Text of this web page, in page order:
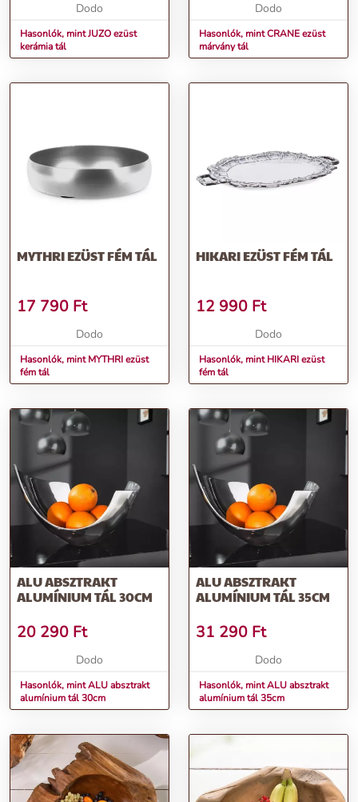
Dodo
Hasonlók, mint JUZO ezüst
kerámia tál
Dodo
Hasonlók, mint CRANE ezüst
márvány tál
MYTHRI EZÜST FÉM TÁL
17 790 Ft
Dodo
Hasonlók, mint MYTHRI ezüst
fém tál
HIKARI EZÜST FÉM TÁL
12 990 Ft
Dodo
Hasonlók, mint HIKARI ezüst
fém tál
ALU ABSZTRAKT
ALUMÍNIUM TÁL 30CM
20 290 Ft
Dodo
Hasonlók, mint ALU absztrakt
alumínium tál 30cm
ALU ABSZTRAKT
ALUMÍNIUM TÁL 35CM
31 290 Ft
Dodo
Hasonlók, mint ALU absztrakt
alumínium tál 35cm